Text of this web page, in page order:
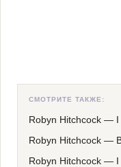
СМОТРИТЕ ТАКЖЕ:
Robyn Hitchcock —
Robyn Hitchcock —
Robyn Hitchcock —